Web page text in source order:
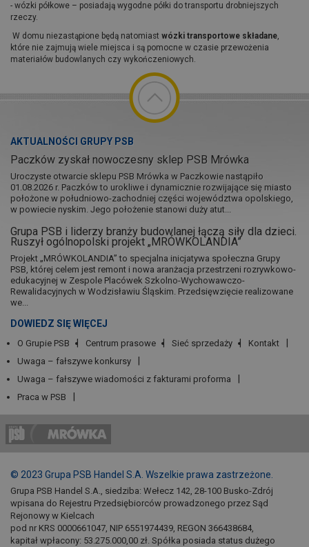
- wózki półkowe – posiadają wygodne półki do transportu drobniejszych
rzeczy.
W domu niezastąpione będą natomiast wózki transportowe składane,
które nie zajmują wiele miejsca i są pomocne w czasie przewożenia
materiałów budowlanych czy wykończeniowych.
AKTUALNOŚCI GRUPY PSB
Paczków zyskał nowoczesny sklep PSB Mrówka
Uroczyste otwarcie sklepu PSB Mrówka w Paczkowie nastąpiło
01.08.2026 r. Paczków to urokliwe i dynamicznie rozwijające się miasto
położone w południowo-zachodniej części województwa opolskiego,
w powiecie nyskim. Jego położenie stanowi duży atut...
Grupa PSB i liderzy branży budowlanej łączą siły dla dzieci.
Ruszył ogólnopolski projekt „MRÓWKOLANDIA”
Projekt „MRÓWKOLANDIA” to specjalna inicjatywa społeczna Grupy
PSB, której celem jest remont i nowa aranżacja przestrzeni rozrywkowo-
edukacyjnej w Zespole Placówek Szkolno-Wychowawczo-
Rewalidacyjnych w Wodzisławiu Śląskim. Przedsięwzięcie realizowane
we...
DOWIEDZ SIĘ WIĘCEJ
O Grupie PSB Centrum prasowe Sieć sprzedaży
Kontakt
Uwaga – fałszywe konkursy
Uwaga – fałszywe wiadomości z fakturami proforma
Praca w PSB
© 2023 Grupa PSB Handel S.A. Wszelkie prawa zastrzeżone.
Grupa PSB Handel S.A., siedziba: Wełecz 142, 28-100 Busko-Zdrój
wpisana do Rejestru Przedsiębiorców prowadzonego przez Sąd
Rejonowy w Kielcach
pod nr KRS 0000661047, NIP 6551974439, REGON 366438684,
kapitał wpłacony: 53.275.000,00 zł. Spółka posiada status dużego